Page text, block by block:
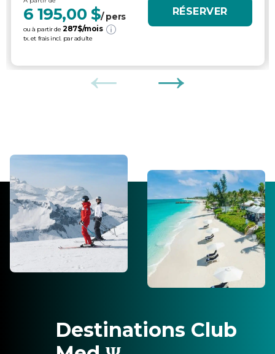
6 195,00 $/ pers
ou à partir de287$/mois
tx. et frais incl. par adulte
RÉSERVER
Destinations Club